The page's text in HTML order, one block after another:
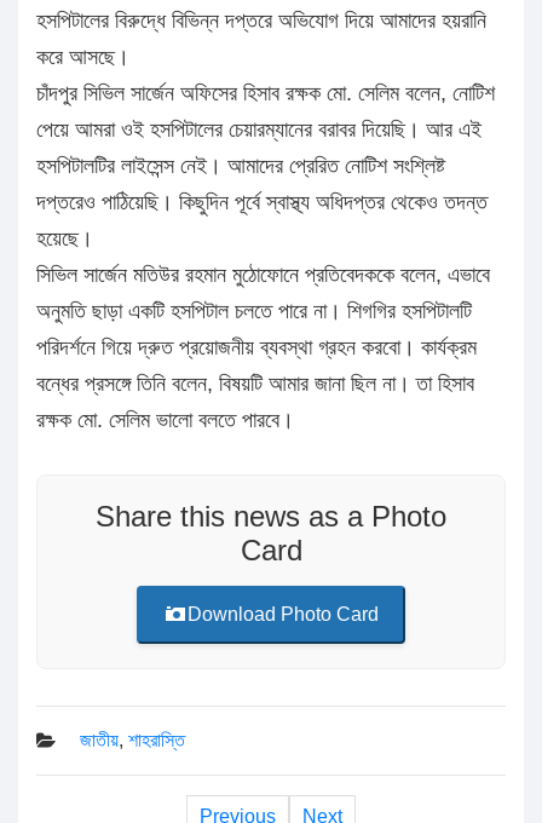
হসপিটালের বিরুদ্ধে বিভিন্ন দপ্তরে অভিযোগ দিয়ে আমাদের হয়রানি
করে আসছে।
চাঁদপুর সিভিল সার্জেন অফিসের হিসাব রক্ষক মো. সেলিম বলেন, নোটিশ
পেয়ে আমরা ওই হসপিটালের চেয়ারম্যানের বরাবর দিয়েছি। আর এই
হসপিটালটির লাইসেন্স নেই। আমাদের প্রেরিত নোটিশ সংশ্লিষ্ট
দপ্তরেও পাঠিয়েছি। কিছুদিন পূর্বে স্বাস্থ্য অধিদপ্তর থেকেও তদন্ত
হয়েছে।
সিভিল সার্জেন মতিউর রহমান মুঠোফোনে প্রতিবেদককে বলেন, এভাবে
অনুমতি ছাড়া একটি হসপিটাল চলতে পারে না। শিগগির হসপিটালটি
পরিদর্শনে গিয়ে দ্রুত প্রয়োজনীয় ব্যবস্থা গ্রহন করবো। কার্যক্রম
বন্ধের প্রসঙ্গে তিনি বলেন, বিষয়টি আমার জানা ছিল না। তা হিসাব
রক্ষক মো. সেলিম ভালো বলতে পারবে।
Share this news as a Photo
Card
Download Photo Card
জাতীয়, শাহরাস্তি
Previous Next